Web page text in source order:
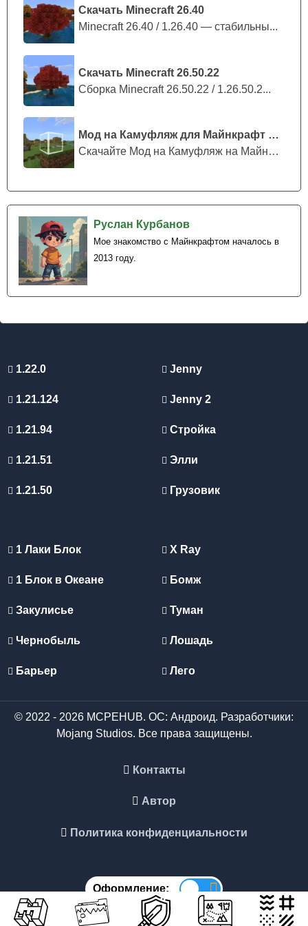
Скачать Minecraft 26.40
Minecraft 26.40 / 1.26.40 — стабильны...
Скачать Minecraft 26.50.22
Сборка Minecraft 26.50.22 / 1.26.50.2...
Мод на Камуфляж для Майнкрафт ПЕ
Скачайте Мод на Камуфляж на Майнкрафт...
Руслан Курбанов
Мое знакомство с Майнкрафтом началось в
2013 году.
1.22.0
1.21.124
1.21.94
1.21.51
1.21.50
Jenny
Jenny 2
Стройка
Элли
Грузовик
1 Лаки Блок
1 Блок в Океане
Закулисье
Чернобыль
Барьер
X Ray
Бомж
Туман
Лошадь
Лего
© 2022 - 2026 MCPEHUB. ОС: Андроид. Разработчики:
Mojang Studios. Все права защищены.
Контакты
Автор
Политика конфиденциальности
Оформление: